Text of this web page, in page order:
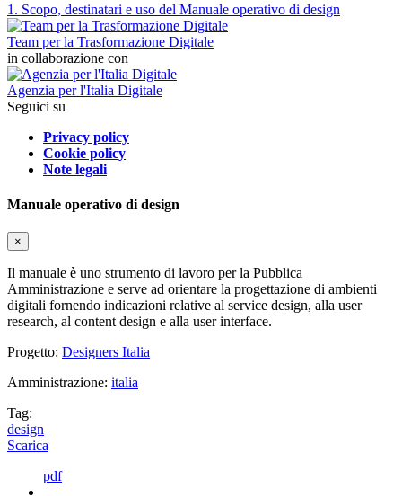
1. Scopo, destinatari e uso del Manuale operativo di design
Team per la Trasformazione Digitale
in collaborazione con
Agenzia per l'Italia Digitale
Seguici su
Privacy policy
Cookie policy
Note legali
Manuale operativo di design
×
Il manuale è uno strumento di lavoro per la Pubblica
Amministrazione e serve ad orientare la progettazione di ambienti
digitali fornendo indicazioni relative al service design, alla user
research, al content design e alla user interface.
Progetto: Designers Italia
Amministrazione: italia
Tag:
design
Scarica
pdf